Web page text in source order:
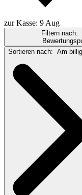
zur Kasse: 9 Aug
Filtern nach:
Sortieren nach: Am